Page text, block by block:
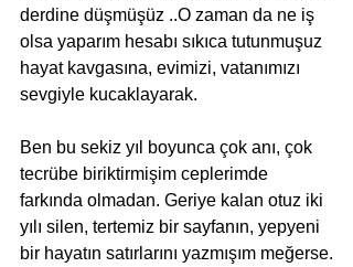
derdine düşmüşüz ..O zaman da ne iş
olsa yaparım hesabı sıkıca tutunmuşuz
hayat kavgasına, evimizi, vatanımızı
sevgiyle kucaklayarak.
Ben bu sekiz yıl boyunca çok anı, çok
tecrübe biriktirmişim ceplerimde
farkında olmadan. Geriye kalan otuz iki
yılı silen, tertemiz bir sayfanın, yepyeni
bir hayatın satırlarını yazmışım meğerse.